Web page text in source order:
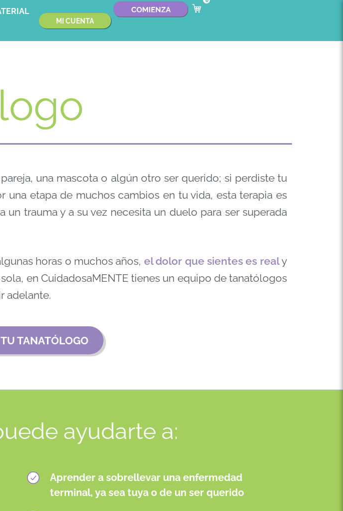
MI CUENTA
una mascota o algún otro ser querido; si perdiste tu
una etapa de muchos cambios en tu vida, esta terapia es
un trauma y a su vez necesita un duelo para ser superada
horas o muchos años, el dolor que sientes es realy
en CuidadosaMENTE tienes un equipo de tanatólogos
adelante.
TANATÓLOGO
ayudarte a:
Aprender a sobrellevar una enfermedad
terminal, ya sea tuya o de un ser querido